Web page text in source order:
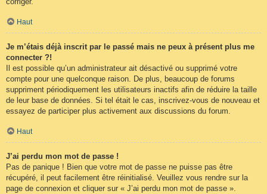
Haut
Je m’étais déjà inscrit par le passé mais ne peux à présent plus me
connecter ?!
Il est possible qu’un administrateur ait désactivé ou supprimé votre
compte pour une quelconque raison. De plus, beaucoup de forums
suppriment périodiquement les utilisateurs inactifs afin de réduire la taille
de leur base de données. Si tel était le cas, inscrivez-vous de nouveau et
essayez de participer plus activement aux discussions du forum.
Haut
J’ai perdu mon mot de passe !
Pas de panique ! Bien que votre mot de passe ne puisse pas être
récupéré, il peut facilement être réinitialisé. Veuillez vous rendre sur la
page de connexion et cliquer sur « J’ai perdu mon mot de passe ».